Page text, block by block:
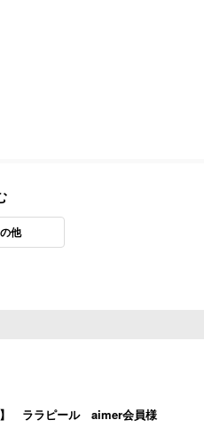
他
】 ララピール aimer会員様